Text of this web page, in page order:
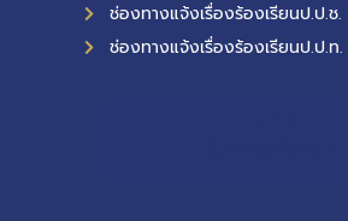
ช่องทางแจ้งเรื่องร้องเรียนป.ป.ช.
ช่องทางแจ้งเรื่องร้องเรียนป.ป.ท.